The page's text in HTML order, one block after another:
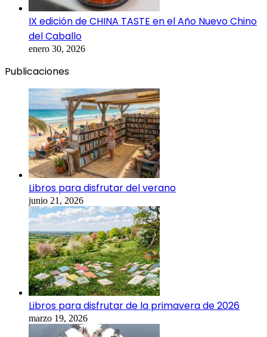
IX edición de CHINA TASTE en el Año Nuevo Chino
del Caballo
enero 30, 2026
Publicaciones
Libros para disfrutar del verano
junio 21, 2026
Libros para disfrutar de la primavera de 2026
marzo 19, 2026